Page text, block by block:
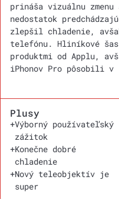
prináša vizuálnu
nedostatok
zlepšil chladenie,
telefónu. Hliníkové
produktmi od Applu,
iPhonov Pro pôsobili v
Plusy
+Výborný používateľský
zážitok
+Konečne dobré
chladenie
+Nový teleobjektív je
super